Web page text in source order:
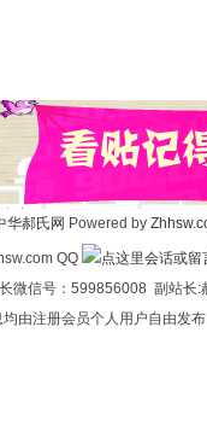
华郝氏网 Powered by
QQ
微信号：599856008 副站长:
由注册会员个人用户自由发